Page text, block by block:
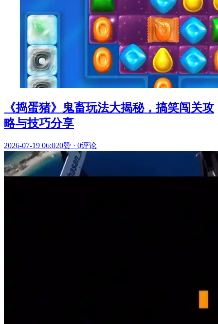
《捣蛋猪》鬼畜玩法大揭秘，搞笑闯关攻
略与技巧分享
2026-07-19 06:020赞 · 0评论